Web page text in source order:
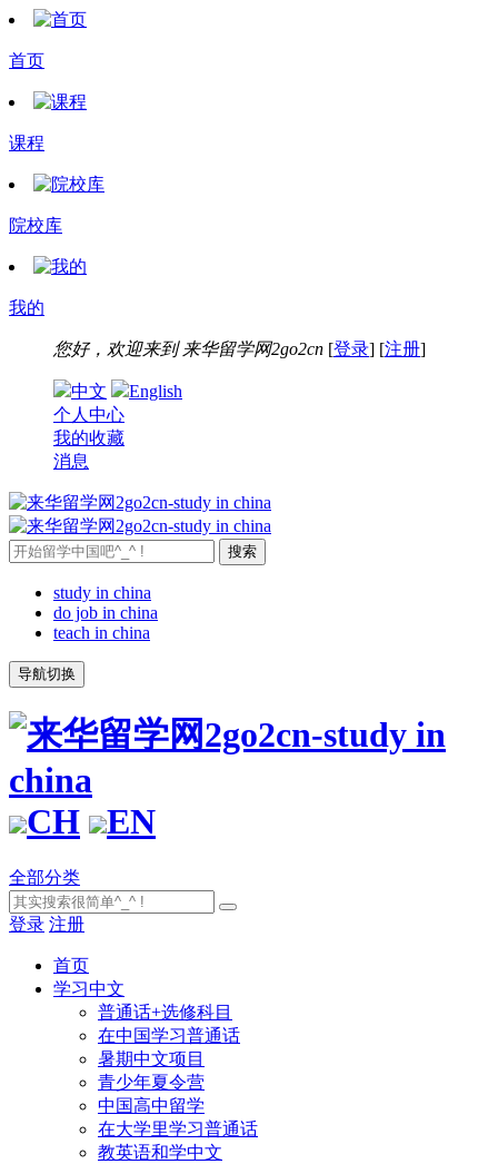
首页
课程
院校库
我的
您好，欢迎来到 来华留学网2go2cn [登录] [注册]
中文
English
个人中心
我的收藏
消息
study in china
do job in china
teach in china
导航切换
CH EN
全部分类
登录 注册
首页
学习中文
普通话+选修科目
在中国学习普通话
暑期中文项目
青少年夏令营
中国高中留学
在大学里学习普通话
教英语和学中文